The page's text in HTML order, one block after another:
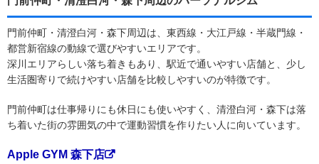
門前仲町・清澄白河・森下周辺は、東西線・大江戸線・半蔵門線・
都営新宿線の動線で選びやすいエリアです。
深川エリアらしい落ち着きもあり、駅近で通いやすい店舗と、少し
生活圏寄りで続けやすい店舗を比較しやすいのが特徴です。
門前仲町は仕事帰りにも休日にも使いやすく、清澄白河・森下は落
ち着いた街の雰囲気の中で運動習慣を作りたい人に向いています。
Apple GYM 森下店